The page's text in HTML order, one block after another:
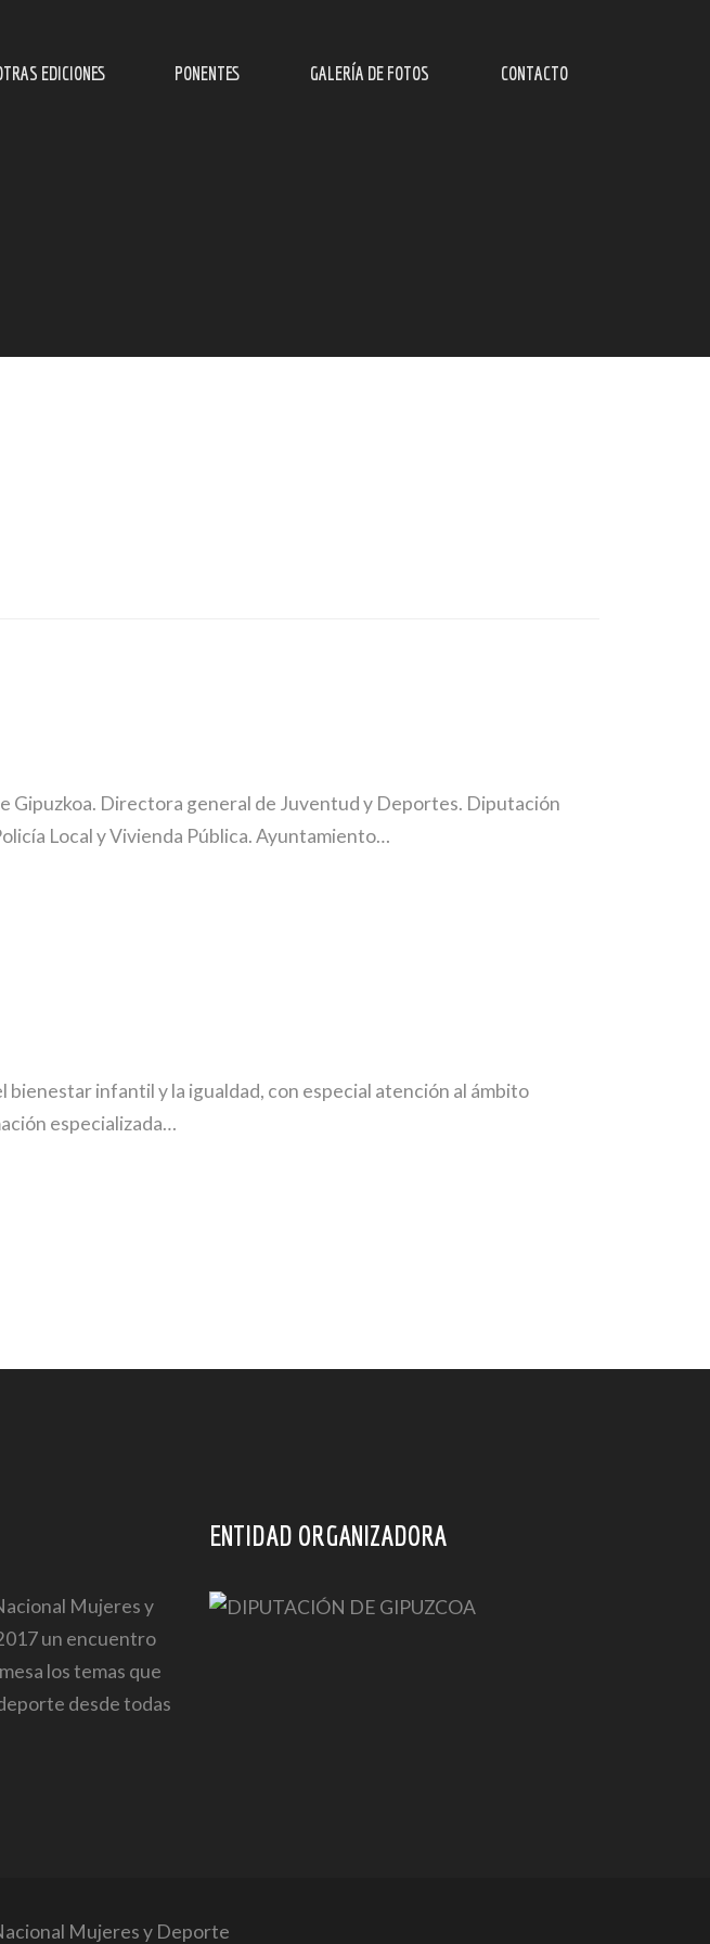
EDICIONES PONENTES GALERÍA DE FOTOS CONTACTO
Gipuzkoa. Directora general de Juventud y Deportes. Diputación
Local y Vivienda Pública. Ayuntamiento…
infantil y la igualdad, con especial atención al ámbito
especializada…
Mujeres y
un encuentro
los temas que
desde todas
ENTIDAD ORGANIZADORA
Mujeres y Deporte